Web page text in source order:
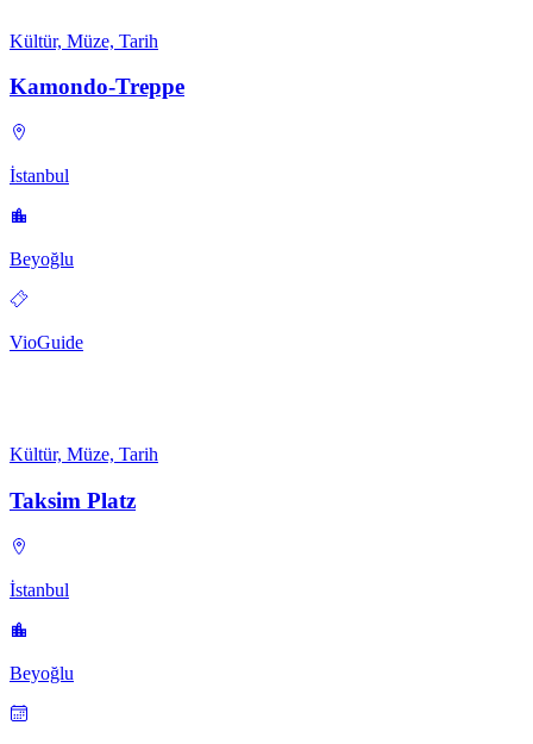
Kültür, Müze, Tarih
Kamondo-Treppe
İstanbul
Beyoğlu
VioGuide
Kültür, Müze, Tarih
Taksim Platz
İstanbul
Beyoğlu